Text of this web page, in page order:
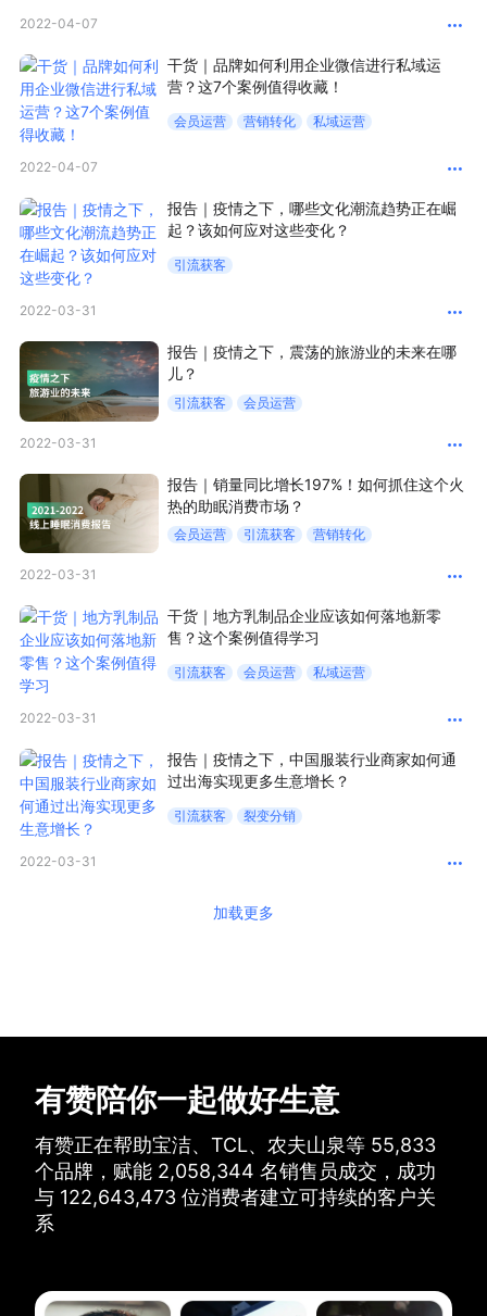
智库
产品更新动态 帮助中心
行业洞察
新零售资讯
培训课程
增长俱乐部
增长俱乐部
商家社区 社群交流
合作共进
认证服务商 设计服务商
有赞云 数据通服务
2022-04-07
干货｜品牌如何利用企业微信进行私域运
营？这7个案例值得收藏！
会员运营 营销转化 私域运营
2022-04-07
报告｜疫情之下，哪些文化潮流趋势正在崛
起？该如何应对这些变化？
引流获客
2022-03-31
报告｜疫情之下，震荡的旅游业的未来在哪
儿？
引流获客 会员运营
2022-03-31
报告｜销量同比增长197%！如何抓住这个火
热的助眠消费市场？
会员运营 引流获客 营销转化
2022-03-31
干货｜地方乳制品企业应该如何落地新零
售？这个案例值得学习
引流获客 会员运营 私域运营
2022-03-31
报告｜疫情之下，中国服装行业商家如何通
过出海实现更多生意增长？
引流获客 裂变分销
2022-03-31
加载更多
有赞陪你一起做好生意
有赞正在帮助宝洁、TCL、农夫山泉等 55,833
个品牌， 赋能 2,058,344 名销售员成交， 成功
与 122,643,473 位消费者建立可持续的客户关
系